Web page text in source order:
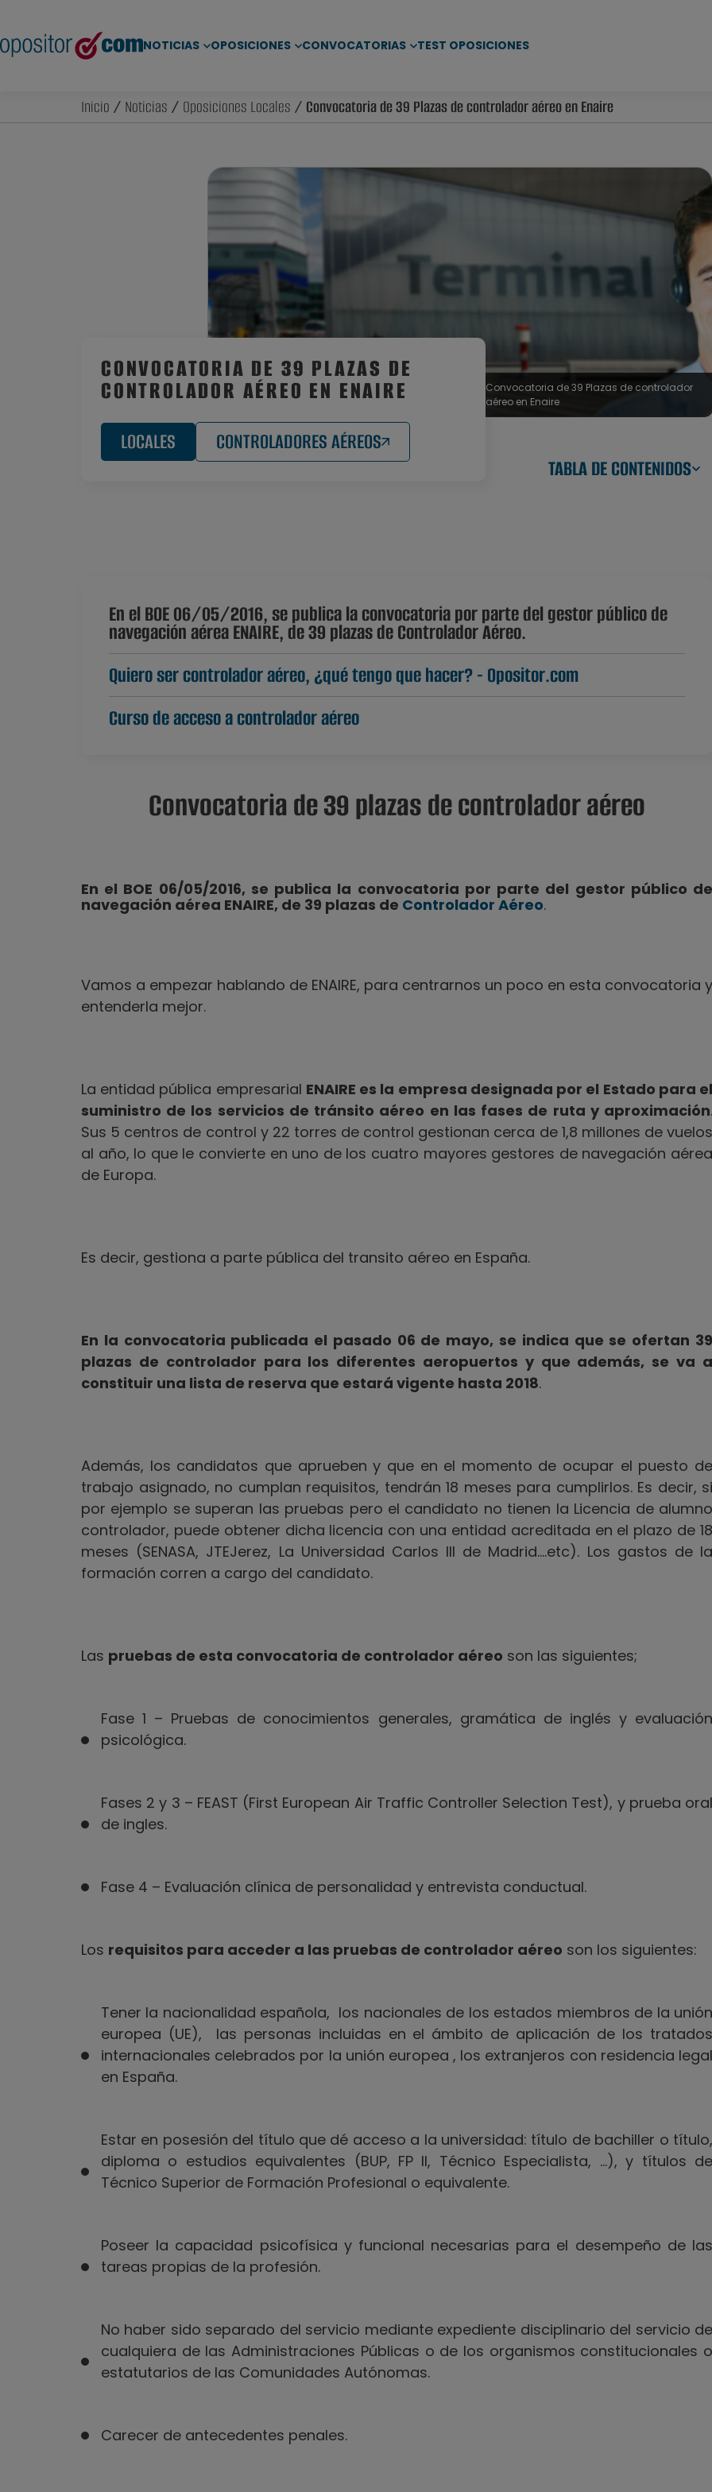
NOTICIAS OPOSICIONES CONVOCATORIAS TEST OPOSICIONES
Inicio / Noticias / Oposiciones Locales / Convocatoria de 39 Plazas de controlador aéreo en Enaire
Convocatoria de 39 Plazas de controlador
aéreo en Enaire
CONVOCATORIA DE 39 PLAZAS DE
CONTROLADOR AÉREO EN ENAIRE
LOCALES
CONTROLADORES AÉREOS
TABLA DE CONTENIDOS
En el BOE 06/05/2016, se publica la convocatoria por parte del gestor público de
navegación aérea ENAIRE, de 39 plazas de Controlador Aéreo.
Quiero ser controlador aéreo, ¿qué tengo que hacer? - Opositor.com
Curso de acceso a controlador aéreo
Convocatoria de 39 plazas de controlador aéreo
En el BOE 06/05/2016, se publica la convocatoria por parte del gestor público de
navegación aérea ENAIRE, de 39 plazas de Controlador Aéreo.
Vamos a empezar hablando de ENAIRE, para centrarnos un poco en esta convocatoria y
entenderla mejor.
La entidad pública empresarial ENAIRE es la empresa designada por el Estado para el
suministro de los servicios de tránsito aéreo en las fases de ruta y aproximación.
Sus 5 centros de control y 22 torres de control gestionan cerca de 1,8 millones de vuelos
al año, lo que le convierte en uno de los cuatro mayores gestores de navegación aérea
de Europa.
Es decir, gestiona a parte pública del transito aéreo en España.
En la convocatoria publicada el pasado 06 de mayo, se indica que se ofertan 39
plazas de controlador para los diferentes aeropuertos y que además, se va a
constituir una lista de reserva que estará vigente hasta 2018.
Además, los candidatos que aprueben y que en el momento de ocupar el puesto de
trabajo asignado, no cumplan requisitos, tendrán 18 meses para cumplirlos. Es decir, si
por ejemplo se superan las pruebas pero el candidato no tienen la Licencia de alumno
controlador, puede obtener dicha licencia con una entidad acreditada en el plazo de 18
meses (SENASA, JTEJerez, La Universidad Carlos III de Madrid….etc). Los gastos de la
formación corren a cargo del candidato.
Las pruebas de esta convocatoria de controlador aéreo son las siguientes;
Fase 1 – Pruebas de conocimientos generales, gramática de inglés y evaluación
psicológica.
Fases 2 y 3 – FEAST (First European Air Traffic Controller Selection Test), y prueba oral
de ingles.
Fase 4 – Evaluación clínica de personalidad y entrevista conductual.
Los requisitos para acceder a las pruebas de controlador aéreo son los siguientes:
Tener la nacionalidad española, los nacionales de los estados miembros de la unión
europea (UE), las personas incluidas en el ámbito de aplicación de los tratados
internacionales celebrados por la unión europea , los extranjeros con residencia legal
en España.
Estar en posesión del título que dé acceso a la universidad: título de bachiller o título,
diploma o estudios equivalentes (BUP, FP II, Técnico Especialista, …), y títulos de
Técnico Superior de Formación Profesional o equivalente.
Poseer la capacidad psicofísica y funcional necesarias para el desempeño de las
tareas propias de la profesión.
No haber sido separado del servicio mediante expediente disciplinario del servicio de
cualquiera de las Administraciones Públicas o de los organismos constitucionales o
estatutarios de las Comunidades Autónomas.
Carecer de antecedentes penales.